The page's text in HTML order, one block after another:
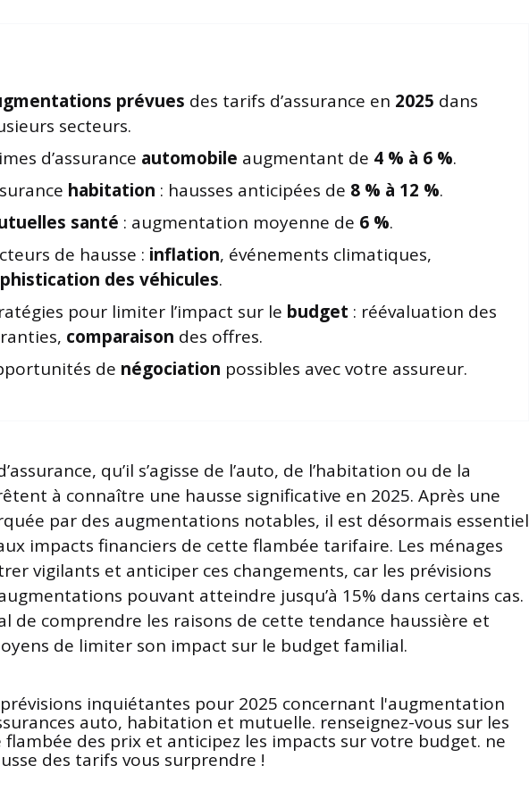
prévues des tarifs d’assurance en 2025 dans
secteurs.
d’assurance automobile augmentant de 4 % à 6 %.
habitation : hausses anticipées de 8 % à 12 %.
santé : augmentation moyenne de 6 %.
de hausse : inflation, événements climatiques,
des véhicules.
pour limiter l’impact sur le budget : réévaluation des
comparaison des offres.
de négociation possibles avec votre assureur.
qu’il s’agisse de l’auto, de l’habitation ou de la
à connaître une hausse significative en 2025. Après une
par des augmentations notables, il est désormais essentiel
impacts financiers de cette flambée tarifaire. Les ménages
vigilants et anticiper ces changements, car les prévisions
pouvant atteindre jusqu’à 15% dans certains cas.
de comprendre les raisons de cette tendance haussière et
de limiter son impact sur le budget familial.